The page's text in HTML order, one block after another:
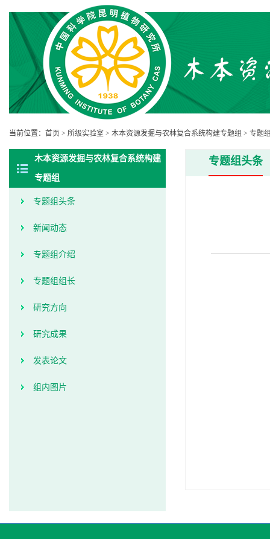
当前位置： 首页 > 所级实验室 > 木本资源发掘与农林复合系统构建专题组 > 专题
木本资源发掘与农林复合系统构建
专题组
专题组头条
新闻动态
专题组介绍
专题组组长
研究方向
研究成果
发表论文
组内图片
专题组头条